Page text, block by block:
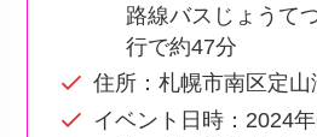
路線バスじょうて
行で約47分
住所：札幌市南区定山
イベント日時：2024